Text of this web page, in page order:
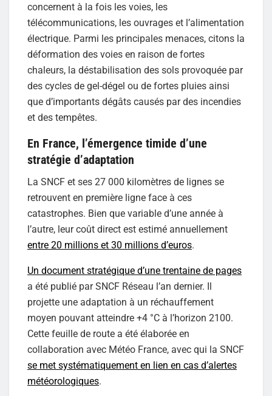
concernent à la fois les voies, les
télécommunications, les ouvrages et l’alimentation
électrique. Parmi les principales menaces, citons la
déformation des voies en raison de fortes
chaleurs, la déstabilisation des sols provoquée par
des cycles de gel-dégel ou de fortes pluies ainsi
que d’importants dégâts causés par des incendies
et des tempêtes.
En France, l’émergence timide d’une
stratégie d’adaptation
La SNCF et ses 27 000 kilomètres de lignes se
retrouvent en première ligne face à ces
catastrophes. Bien que variable d’une année à
l’autre, leur coût direct est estimé annuellement
entre 20 millions et 30 millions d’euros.
Un document stratégique d’une trentaine de pages
a été publié par SNCF Réseau l’an dernier. Il
projette une adaptation à un réchauffement
moyen pouvant atteindre +4 °C à l’horizon 2100.
Cette feuille de route a été élaborée en
collaboration avec Météo France, avec qui la SNCF
se met systématiquement en lien en cas d’alertes
météorologiques.